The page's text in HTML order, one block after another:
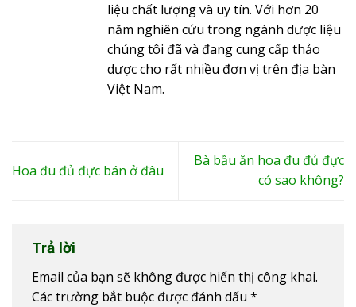
liệu chất lượng và uy tín. Với hơn 20
năm nghiên cứu trong ngành dược liệu
chúng tôi đã và đang cung cấp thảo
dược cho rất nhiều đơn vị trên địa bàn
Việt Nam.
Hoa đu đủ đực bán ở đâu
Bà bầu ăn hoa đu đủ đực
có sao không?
Trả lời
Email của bạn sẽ không được hiển thị công khai.
Các trường bắt buộc được đánh dấu *